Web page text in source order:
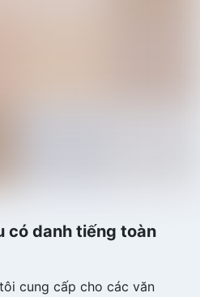
có danh tiếng toàn
cung cấp cho các văn